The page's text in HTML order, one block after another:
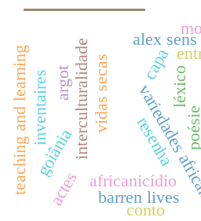
interculturalidade
africanicídio
goiânia
vidas secas
barren lives
resenha
inventaires poésie
argot léxico
teaching and learning capa
alex sens
conto
actes